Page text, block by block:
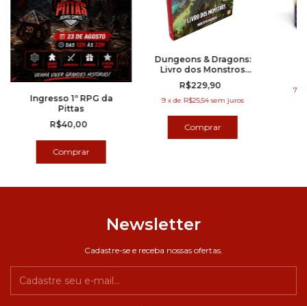
Ingresso 1º RPG da
Pittas
R$40,00
Dungeons & Dragons:
Livro dos Monstros
R$229,90
9 xdeR$25,54 sem juros
7
Newsletter
Cadastre-se e receba nossas ofertas.